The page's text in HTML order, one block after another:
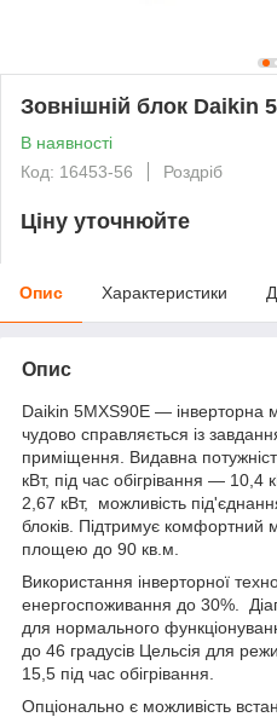
Зовнішній блок Daikin
В наявності
Код: 16453-56
Роздріб
Ціну уточнюйте
Опис Характеристики
Опис
Daikin 5MXS90E — інверторна
чудово справляється із
приміщення. Видавна
кВт, під час обігрівання —
2,67 кВт, можливість
блоків. Підтримує комфортний
площею до 90 кв.м.
Використання інверторної
енергоспоживання до 30%.
для нормального
до 46 градусів Цельсія для
15,5 під час обігрівання.
Опціонально є можливість